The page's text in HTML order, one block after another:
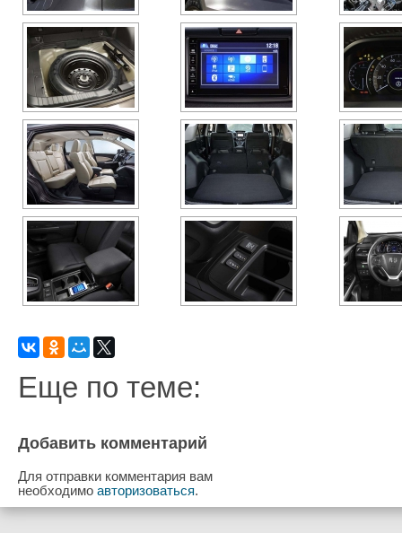
Еще по теме:
Добавить комментарий
Для отправки комментария вам
необходимо авторизоваться.